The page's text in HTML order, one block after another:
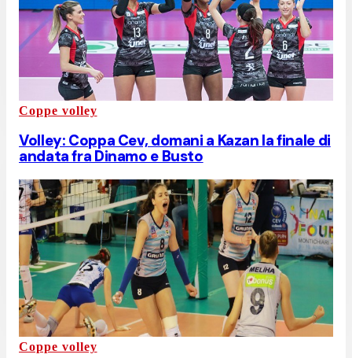
Coppe volley
Volley: Coppa Cev, domani a Kazan la finale di
andata fra Dinamo e Busto
Coppe volley